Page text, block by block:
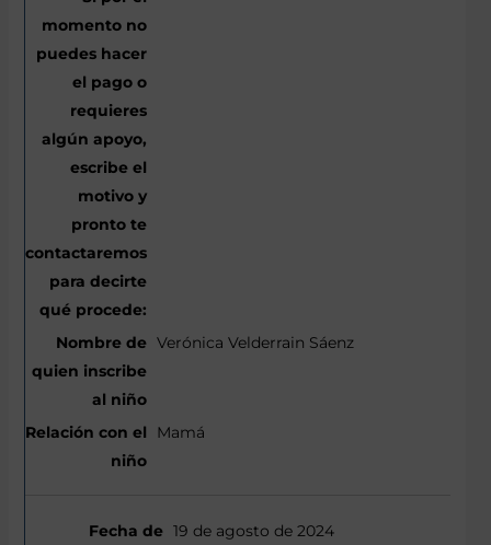
Verónica Velderrain Sáenz
Mamá
19 de agosto de 2024